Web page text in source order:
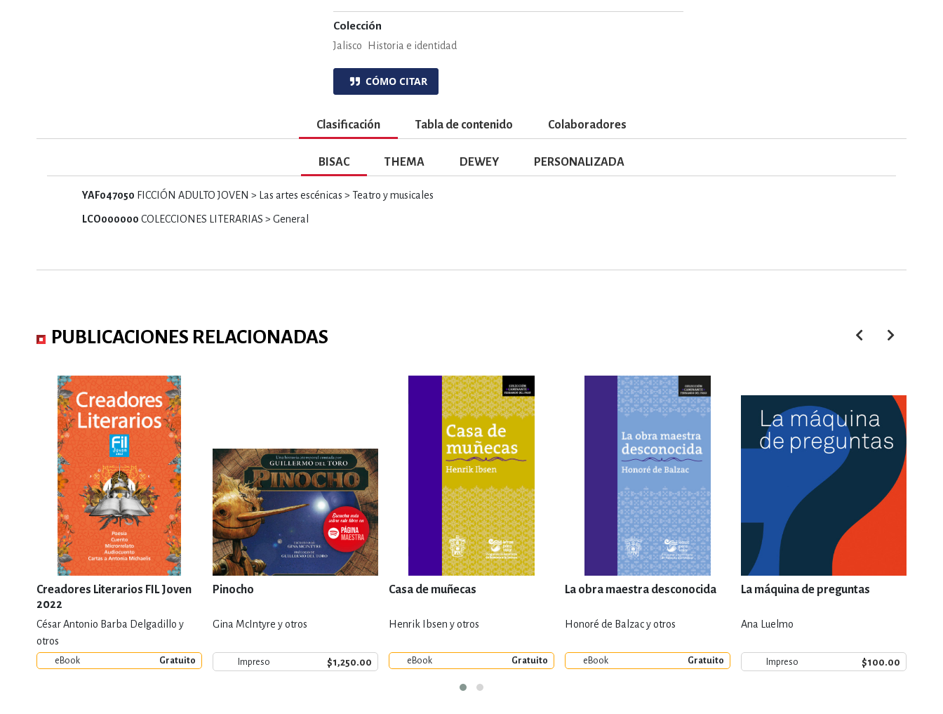
MATEMÁTICAS Y CIENCIAS MEDICINA, ENFERMERÍA, VETERINARIA
NOVELA GRÁFICA, LIBROS DE CÓMICS, DIBUJOS ANIMADOS
SALUD, RELACIONES Y DESARROLLO PERSONAL
SOCIEDAD Y CIENCIAS SOCIALES
Colección
Jalisco Historia e identidad
CÓMO CITAR
Clasificación Tabla de contenido Colaboradores
BISAC THEMA DEWEY PERSONALIZADA
YAF047050 FICCIÓN ADULTO JOVEN > Las artes escénicas > Teatro y musicales
LCO000000 COLECCIONES LITERARIAS > General
PUBLICACIONES RELACIONADAS
Creadores Literarios FIL Joven
2022
César Antonio Barba Delgadillo y
otros
eBook Gratuito
Pinocho
Gina McIntyre y otros
Impreso $1,250.00
Casa de muñecas
Henrik Ibsen y otros
eBook Gratuito
La obra maestra desconocida
Honoré de Balzac y otros
eBook Gratuito
La máquina de preguntas
Ana Luelmo
Impreso $100.00